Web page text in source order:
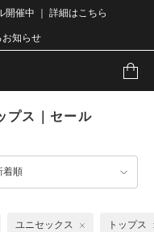
開催中 ｜ 詳細はこちら
知らせ
プス｜セール
着順
ユニセックス トップス